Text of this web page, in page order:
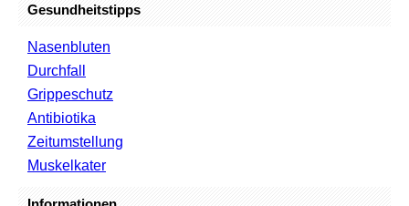
Gesundheitstipps
Nasenbluten
Durchfall
Grippeschutz
Antibiotika
Zeitumstellung
Muskelkater